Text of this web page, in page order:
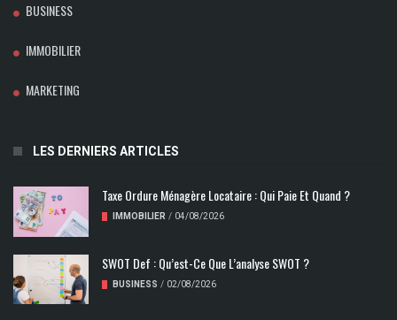
BUSINESS
IMMOBILIER
MARKETING
LES DERNIERS ARTICLES
Taxe Ordure Ménagère Locataire : Qui Paie Et Quand ?
IMMOBILIER / 04/08/2026
SWOT Def : Qu’est-Ce Que L’analyse SWOT ?
BUSINESS / 02/08/2026